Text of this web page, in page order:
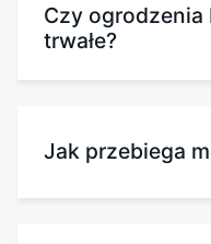
Czy ogrodzenia
trwałe?
Jak przebiega